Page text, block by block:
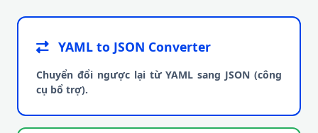
YAML to JSON Converter
Chuyển đổi ngược lại từ YAML sang JSON (công
cụ bổ trợ).